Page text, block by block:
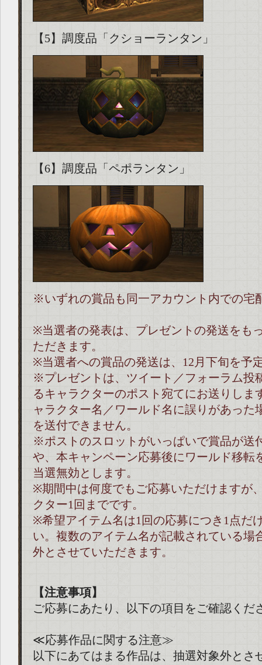
【5】調度品「クショーランタン」
【6】調度品「ペポランタン」
※いずれの賞品も同一アカウント内での宅
※当選者の発表は、プレゼントの発送をも
ただきます。
※当選者への賞品の発送は、12月下旬を予
※プレゼントは、ツイート／フォーラム投
るキャラクターのポスト宛てにお送りしま
ャラクター名／ワールド名に誤りがあった
を送付できません。
※ポストのスロットがいっぱいで賞品が送
や、本キャンペーン応募後にワールド移転
当選無効とします。
※期間中は何度でもご応募いただけますが
クター1回までです。
※希望アイテム名は1回の応募につき1点だ
い。複数のアイテム名が記載されている場
外とさせていただきます。
【注意事項】
ご応募にあたり、以下の項目をご確認くだ
≪応募作品に関する注意≫
以下にあてはまる作品は、抽選対象外とさ